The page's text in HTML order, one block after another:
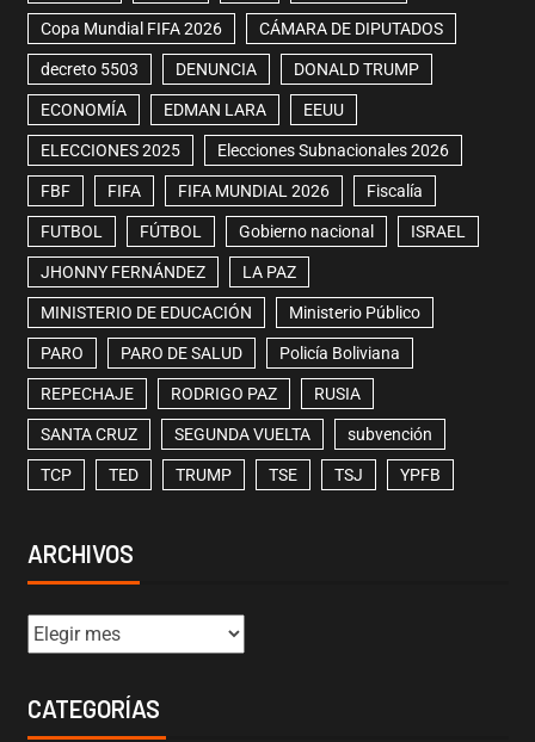
Copa Mundial FIFA 2026 CÁMARA DE DIPUTADOS
decreto 5503 DENUNCIA DONALD TRUMP
ECONOMÍA EDMAN LARA EEUU
ELECCIONES 2025 Elecciones Subnacionales 2026
FBF FIFA FIFA MUNDIAL 2026 Fiscalía
FUTBOL FÚTBOL Gobierno nacional ISRAEL
JHONNY FERNÁNDEZ LA PAZ
MINISTERIO DE EDUCACIÓN Ministerio Público
PARO PARO DE SALUD Policía Boliviana
REPECHAJE RODRIGO PAZ RUSIA
SANTA CRUZ SEGUNDA VUELTA subvención
TCP TED TRUMP TSE TSJ YPFB
ARCHIVOS
CATEGORÍAS